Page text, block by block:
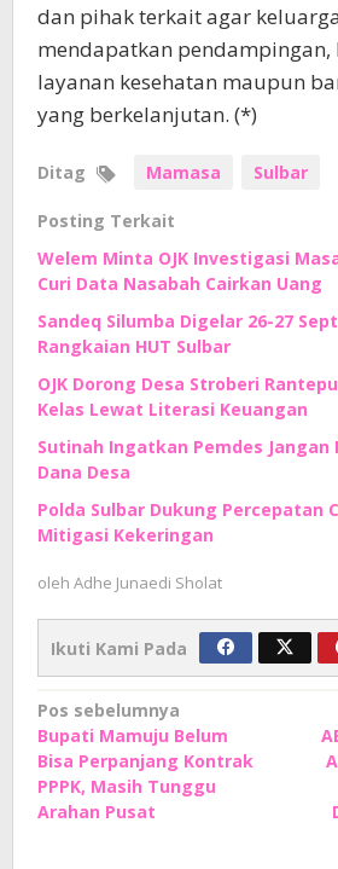
dan pihak terkait agar
mendapatkan pendampingan,
layanan kesehatan maupun
yang berkelanjutan. (*)
Ditag Mamasa Sulbar
Posting Terkait
Welem Minta OJK Investigasi
Curi Data Nasabah Cairkan Uang
Sandeq Silumba Digelar 26-27
Rangkaian HUT Sulbar
OJK Dorong Desa Stroberi
Kelas Lewat Literasi Keuangan
Sutinah Ingatkan Pemdes
Dana Desa
Polda Sulbar Dukung Percepatan
Mitigasi Kekeringan
oleh Adhe Junaedi Sholat
Ikuti Kami Pada
Navigasi
pos
Pos sebelumnya
Bupati Mamuju Belum
Bisa Perpanjang Kontrak
PPPK, Masih Tunggu
Arahan Pusat